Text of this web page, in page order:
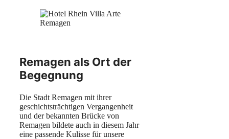
Remagen als Ort der
Begegnung
Die Stadt Remagen mit ihrer
geschichtsträchtigen Vergangenheit
und der bekannten Brücke von
Remagen bildete auch in diesem Jahr
eine passende Kulisse für unsere